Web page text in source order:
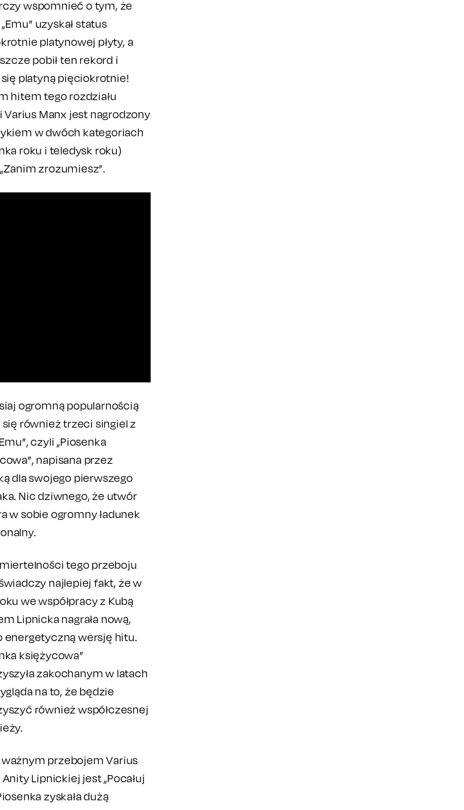
wspomnieć o tym, że
uzyskał status
platynowej płyty, a
pobił ten rekord i
się platyną pięciokrotnie!
hitem tego rozdziału
Varius Manx jest nagrodzony
w dwóch kategoriach
roku i teledysk roku)
zrozumiesz”.
ogromną popularnością
również trzeci singiel z
czyli „Piosenka
napisana przez
dla swojego pierwszego
Nic dziwnego, że utwór
w sobie ogromny ładunek
tego przeboju
najlepiej fakt, że w
we współpracy z Kubą
Lipnicka nagrała nową,
energetyczną wersję hitu.
księżycowa”
zakochanym w latach
na to, że będzie
również współczesnej
przebojem Varius
Anity Lipnickiej jest „Pocałuj
zyskała dużą